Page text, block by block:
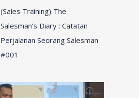
(Sales Training) The
Salesman’s Diary : Catatan
Perjalanan Seorang Salesman
#001